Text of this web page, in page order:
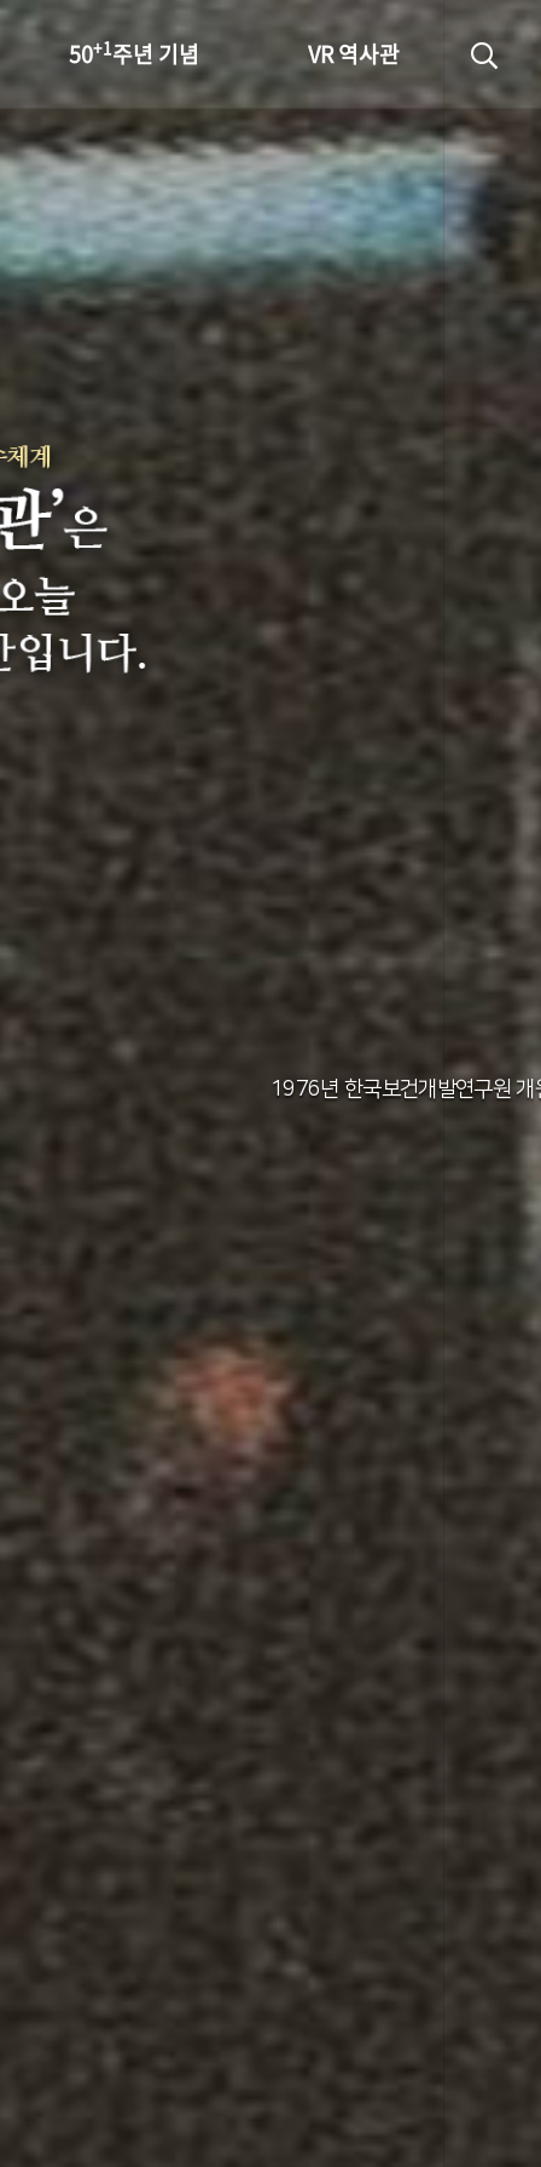
50+1주년 기념
성과 50선
숫자로 보는 50년
세계와 함께 한 KIHASA
VR 역사관
1971년 가족계획연구원
1976년 한국보건개발연구원 개
1982년 한국인구보건연구원 신청사 준
2012년 한국보건사회연구원 서울 청사
2011년 한국보건사회연구원 설립 40주년
2014년 한국보건사회연구원 세종 청사